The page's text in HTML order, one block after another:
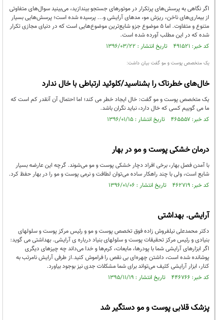
اگر نگاهی به پرسش‌های پرتکرار در موتورهای جستجو بیندازید، می‌بینید سوال‌های متفاوتی
از بیماری‌های ناخن، ریزش مو، مدهای آرایشی و... پرسیده شده است؛ پرسش‌هایی بسیار
متنوع و متفاوت. اما 5 موضوع جزو شایع‌ترین موضوع‌هایی است که در دنیای مجازی تکرار
شده که در این مطلب آورده شده است.
کد خبر: ۴۹۱۵۲۱ تاریخ انتشار : ۱۳۹۶/۰۳/۲۲
یک متخصص پوست و مو گفت بیان داشت:
خال‌های خطرناک را بشناسید/کلوئید ارتباطی با خال ندارد
یک متخصص پوست و مو گفت: خال ایجاد خطر می کند؛ اما احتمال آن آنقدر کم است که
ما می گوییم کسی که خال دارد، نباید نگران باشد.
کد خبر: ۴۶۵۵۵۷ تاریخ انتشار : ۱۳۹۶/۰۱/۱۵
درمان خشکی پوست و مو در بهار
با آمدن فصل بهار، برخی افراد دچار خشکی پوست و مو می‌شوند. گرچه این عارضه بسیار
شایع است، ولی با چند راهکار ساده می‌توان لطافت و نرمی پوست و مو را در بهار حفظ کرد.
کد خبر: ۴۶۲۷۱۹ تاریخ انتشار : ۱۳۹۶/۰۱/۰۶
آرایشی. بهداشتی
دکتر محمدعلی نیلفروش زاده فوق تخصص پوست و مو و رئیس مرکز پوست و سلول­های
بنیادی و رئیس مرکز تحقیقات پوست و سلول­های بنیاد درباره ی آرایشی. بهداشتی می گوید:
اگر ابزارهای آرایشی شما با پودرها، مایعات، کرم‌ها و خدا می‌داند چه چیزهای دیگری
پوشانده شده است، داشتن چهره‌ای بی نقص را فراموش کنید.از طرفی آرایش نامرتب به
کنار، ابزار آرایشی کثیف می‌تواند برای شما مشکلات جدی نیز بوجود بیاورد.
کد خبر: ۴۴۶۷۶۶ تاریخ انتشار : ۱۳۹۵/۱۱/۱۹
پزشک قلابی پوست و مو دستگیر شد